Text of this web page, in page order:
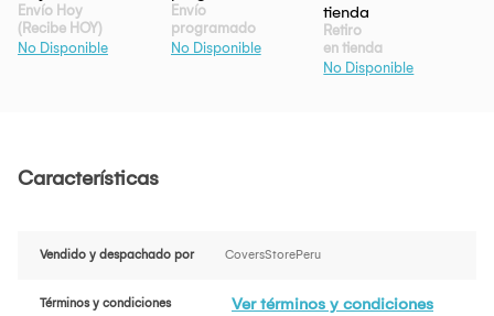
Envío Hoy
(Recibe HOY)
No Disponible
Envío
programado
No Disponible
Retiro
en tienda
No Disponible
Características
Vendido y despachado por CoversStorePeru
Términos y condiciones Ver términos y condiciones